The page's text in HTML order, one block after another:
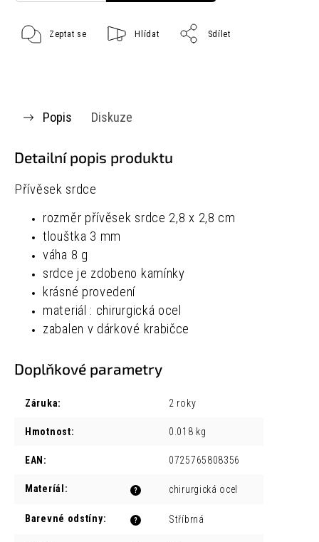
Zeptat se Hlídat Sdílet
Popis Diskuze
Detailní popis produktu
Přívěsek srdce
rozměr přívěsek srdce 2,8 x 2,8 cm
tlouštka 3 mm
váha 8 g
srdce je zdobeno kamínky
krásné provedení
materiál : chirurgická ocel
zabalen v dárkové krabičce
Doplňkové parametry
Záruka: 2 roky
Hmotnost: 0.018 kg
EAN : 0725765808356
?
Materíál : chirurgická ocel
?
Barevné odstíny: Stříbrná